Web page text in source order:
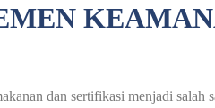
dan sertifikasi menjadi